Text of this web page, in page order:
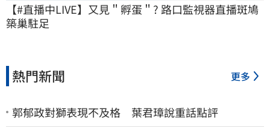
【#直播中LIVE】又見＂孵蛋＂? 路口監視器直播斑鳩
築巢駐足
熱門新聞 更多
郭郁政對獅表現不及格 葉君璋說重話點評